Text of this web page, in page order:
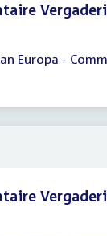
Europa -